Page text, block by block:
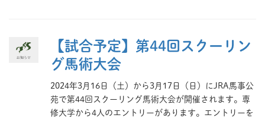
【試合予定】第44回スクーリン
グ馬術大会
2024年3月16日（土）から3月17日（日）にJRA馬事公
苑で第44回スクーリング馬術大会が開催されます。専
修大学から4人のエントリーがあります。エントリーを